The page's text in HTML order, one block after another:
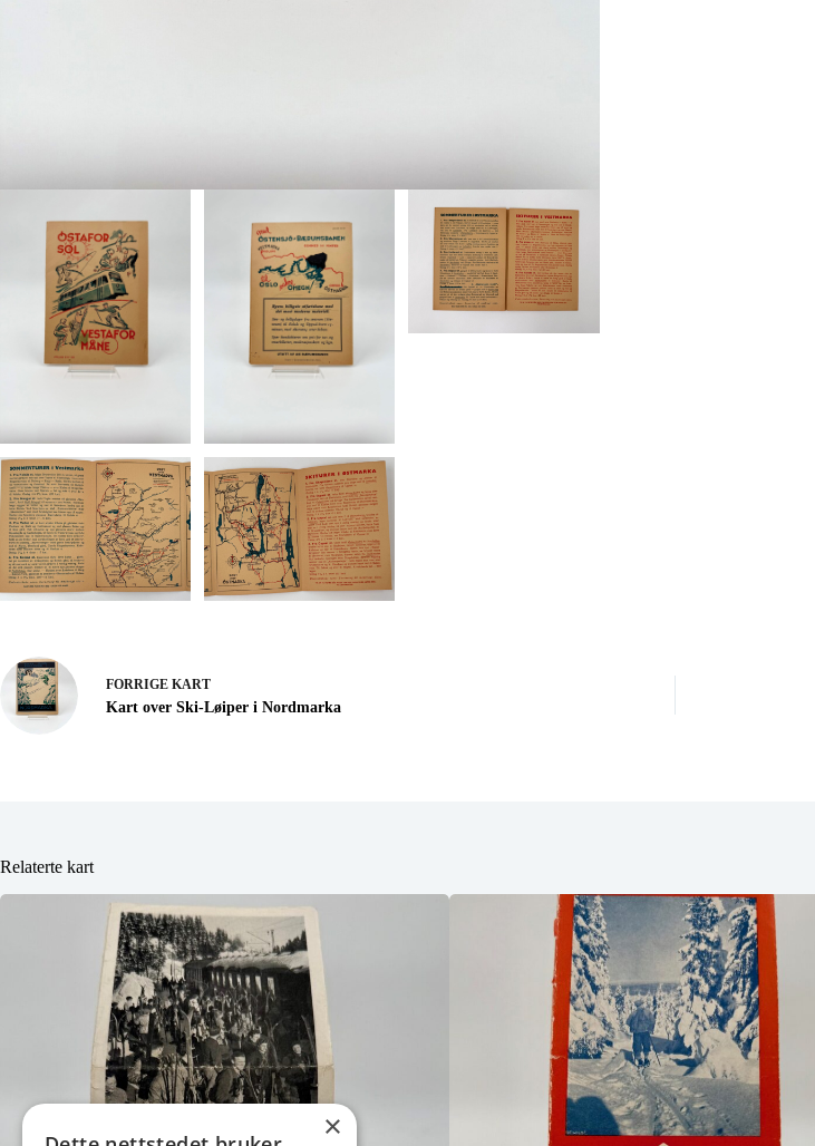
FORRIGE KART
Kart over Ski-Løiper i Nordmarka
Relaterte kart
×